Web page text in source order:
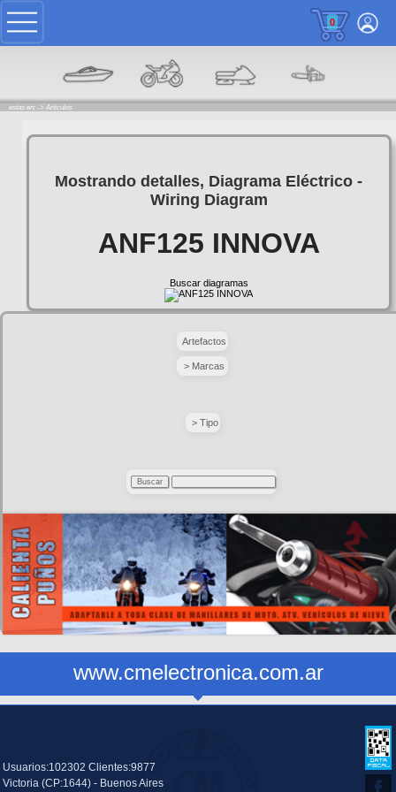
0
estas en: -> Articulos
Mostrando detalles, Diagrama Eléctrico -
Wiring Diagram
ANF125 INNOVA
Buscar diagramas
Artefactos
> Marcas
> Tipo
www.cmelectronica.com.ar
Usuarios:102302 Clientes:9877
Victoria (CP:1644) - Buenos Aires